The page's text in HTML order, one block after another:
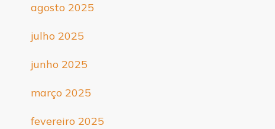
agosto 2025
julho 2025
junho 2025
março 2025
fevereiro 2025